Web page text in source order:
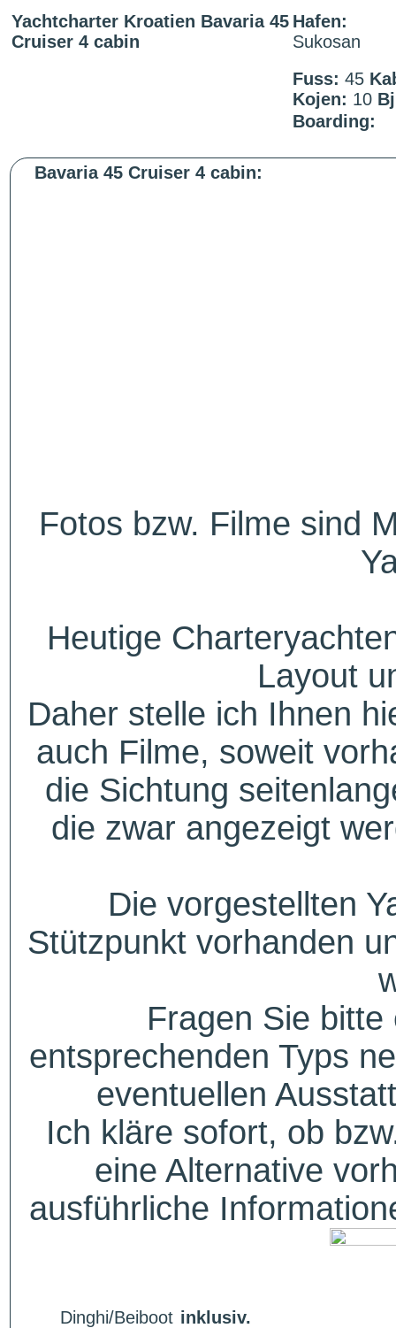
Yachtcharter Kroatien Bavaria 45
Cruiser 4 cabin
Hafen:
Sukosan
Fuss: 45
Kojen: 10
Boarding:
Bavaria 45 Cruiser 4 cabin:
Fotos bzw. Filme sind
Heutige
Layout
Daher stelle ich Ihnen
auch Filme, soweit
die Sichtung
die zwar angezeigt
Die vorgestellten
Stützpunkt vorhanden
Fragen Sie
entsprechenden Typs
eventuellen
Ich kläre sofort, ob
eine Alternative
ausführliche
Dinghi/Beiboot inklusiv.